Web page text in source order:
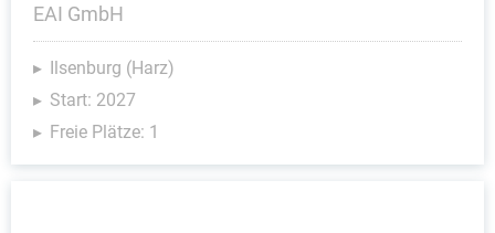
EAI GmbH
Ilsenburg (Harz)
Start: 2027
Freie Plätze: 1